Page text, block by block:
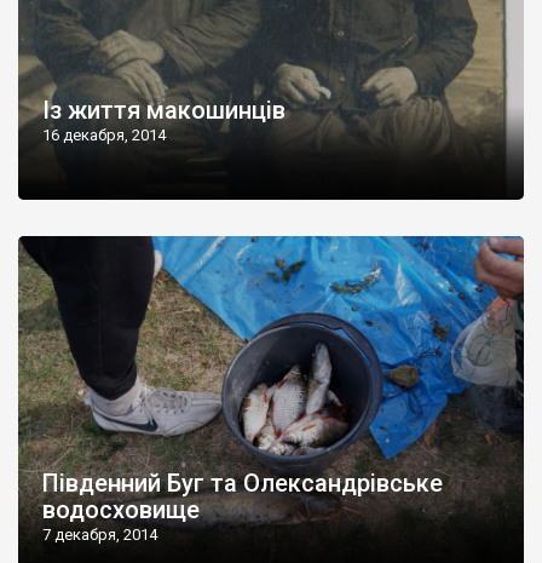
Із життя макошинців
16 декабря, 2014
Південний Буг та Олександрівське
водосховище
7 декабря, 2014